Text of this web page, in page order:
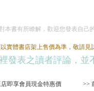
書有所瞭解，歡迎您發表自己
實體書店架上售價為準，敬請見
發表之讀者評論，並
店即享會員現金特惠價 >>